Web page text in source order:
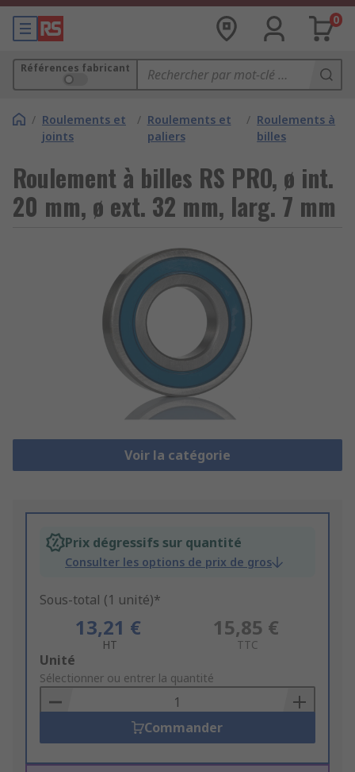
0
Références fabricant
/ Roulements et
joints
/ Roulements et
paliers
/ Roulements à
billes
Roulement à billes RS PRO, ø int.
20 mm, ø ext. 32 mm, larg. 7 mm
Voir la catégorie
Prix dégressifs sur quantité
Consulter les options de prix de gros
Sous-total (1 unité)*
13,21 €
HT
15,85 €
TTC
Add
to
Basket
Unité
Sélectionner ou entrer la quantité
Commander